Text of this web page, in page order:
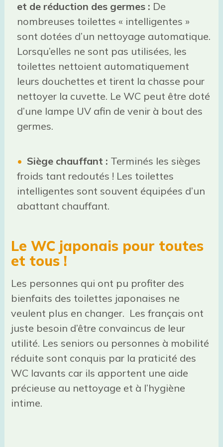
et de réduction des germes : De
nombreuses toilettes « intelligentes »
sont dotées d’un nettoyage automatique.
Lorsqu’elles ne sont pas utilisées, les
toilettes nettoient automatiquement
leurs douchettes et tirent la chasse pour
nettoyer la cuvette. Le WC peut être doté
d’une lampe UV afin de venir à bout des
germes.
Siège chauffant : Terminés les sièges
froids tant redoutés ! Les toilettes
intelligentes sont souvent équipées d’un
abattant chauffant.
Le WC japonais pour toutes
et tous !
Les personnes qui ont pu profiter des
bienfaits des toilettes japonaises ne
veulent plus en changer. Les français ont
juste besoin d’être convaincus de leur
utilité. Les seniors ou personnes à mobilité
réduite sont conquis par la praticité des
WC lavants car ils apportent une aide
précieuse au nettoyage et à l’hygiène
intime.